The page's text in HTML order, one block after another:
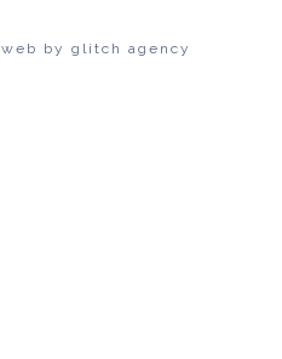
web by glitch agency